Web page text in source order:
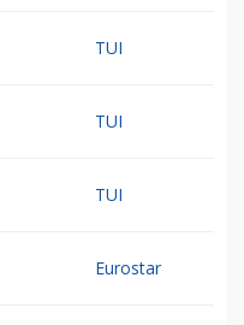
TUI
TUI
TUI
Eurostar